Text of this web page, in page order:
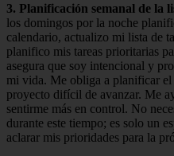
3. Planificación semanal de la
los domingos por la noche
calendario, actualizo mi lista de
planifico mis tareas prioritarias
asegura que soy intencional y
mi vida. Me obliga a planificar
proyecto difícil de avanzar. Me
sentirme más en control. No
durante este tiempo; es solo un
aclarar mis prioridades para la